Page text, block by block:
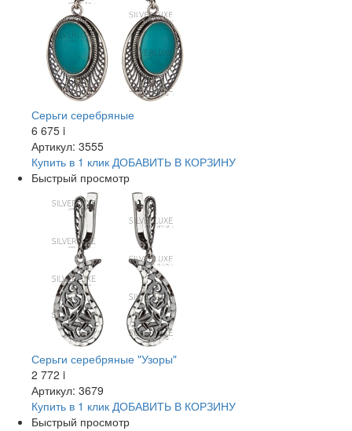
Серьги серебряные
6 675 i
Артикул: 3555
Купить в 1 клик ДОБАВИТЬ В КОРЗИНУ
Быстрый просмотр
Серьги серебряные "Узоры"
2 772 i
Артикул: 3679
Купить в 1 клик ДОБАВИТЬ В КОРЗИНУ
Быстрый просмотр